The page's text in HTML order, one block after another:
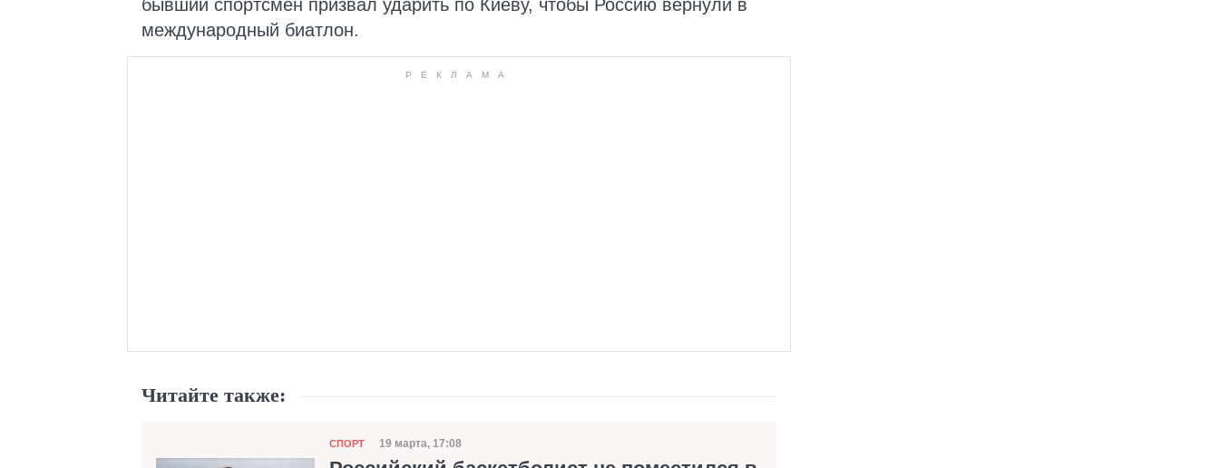
бывший спортсмен призвал ударить по Киеву, чтобы Россию вернули в
международный биатлон.
Читайте также:
Категория
СПОРТ Дата публикации
19 марта, 17:08